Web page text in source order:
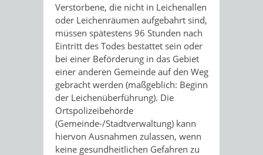
Verstorbene, die nicht in Leichenallen
oder Leichenräumen aufgebahrt sind,
müssen spätestens 96 Stunden nach
Eintritt des Todes bestattet sein oder
bei einer Beförderung in das Gebiet
einer anderen Gemeinde auf den Weg
gebracht werden (maßgeblich: Beginn
der Leichenüberführung). Die
Ortspolizeibehörde
(Gemeinde-/Stadtverwaltung) kann
hiervon Ausnahmen zulassen, wenn
keine gesundheitlichen Gefahren zu